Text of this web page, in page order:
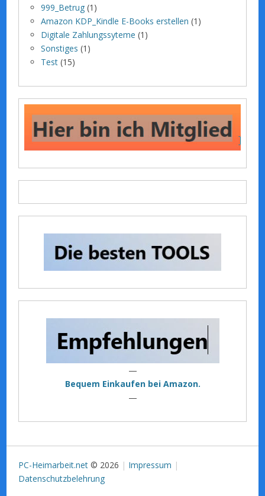
999_Betrug (1)
Amazon KDP_Kindle E-Books erstellen (1)
Digitale Zahlungssyteme (1)
Sonstiges (1)
Test (15)
—
Bequem Einkaufen bei Amazon.
—
PC-Heimarbeit.net © 2026
Impressum
Datenschutzbelehrung